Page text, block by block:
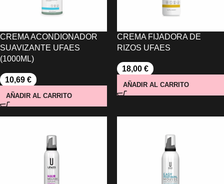
CREMA ACONDIONADOR
SUAVIZANTE UFAES
(1000ML)
10,69 €
AÑADIR AL CARRITO
CREMA FIJADORA DE
RIZOS UFAES
18,00 €
AÑADIR AL CARRITO